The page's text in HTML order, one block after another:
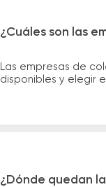
¿Cuáles son las
Las empresas de
disponibles y elegir
¿Dónde quedan